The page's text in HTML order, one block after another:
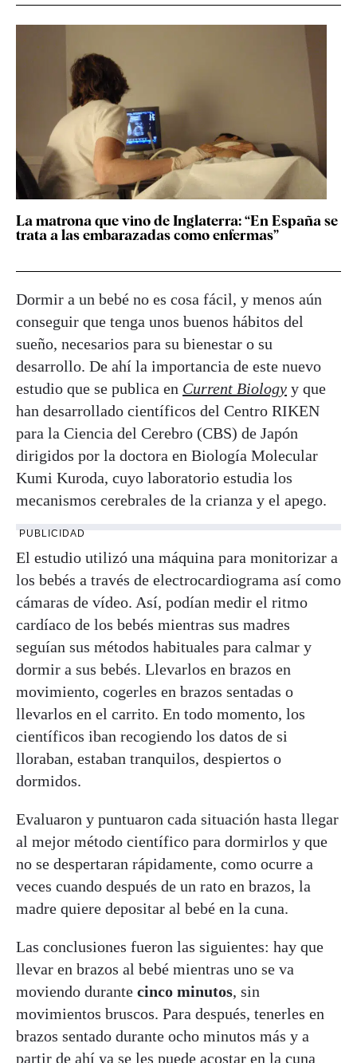
La matrona que vino de Inglaterra: “En España se
trata a las embarazadas como enfermas”
Dormir a un bebé no es cosa fácil, y menos aún
conseguir que tenga unos buenos hábitos del
sueño, necesarios para su bienestar o su
desarrollo. De ahí la importancia de este nuevo
estudio que se publica en Current Biology y que
han desarrollado científicos del Centro RIKEN
para la Ciencia del Cerebro (CBS) de Japón
dirigidos por la doctora en Biología Molecular
Kumi Kuroda, cuyo laboratorio estudia los
mecanismos cerebrales de la crianza y el apego.
PUBLICIDAD
El estudio utilizó una máquina para monitorizar a
los bebés a través de electrocardiograma así como
cámaras de vídeo. Así, podían medir el ritmo
cardíaco de los bebés mientras sus madres
seguían sus métodos habituales para calmar y
dormir a sus bebés. Llevarlos en brazos en
movimiento, cogerles en brazos sentadas o
llevarlos en el carrito. En todo momento, los
científicos iban recogiendo los datos de si
lloraban, estaban tranquilos, despiertos o
dormidos.
Evaluaron y puntuaron cada situación hasta llegar
al mejor método científico para dormirlos y que
no se despertaran rápidamente, como ocurre a
veces cuando después de un rato en brazos, la
madre quiere depositar al bebé en la cuna.
Las conclusiones fueron las siguientes: hay que
llevar en brazos al bebé mientras uno se va
moviendo durante cinco minutos, sin
movimientos bruscos. Para después, tenerles en
brazos sentado durante ocho minutos más y a
partir de ahí ya se les puede acostar en la cuna